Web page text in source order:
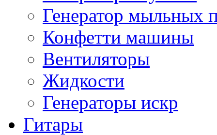
Генератор мыльных
Конфетти машины
Вентиляторы
Жидкости
Генераторы искр
Гитары